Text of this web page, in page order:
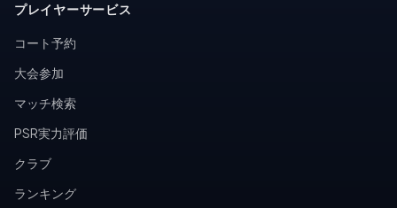
プレイヤーサービス
コート予約
大会参加
マッチ検索
PSR実力評価
クラブ
ランキング